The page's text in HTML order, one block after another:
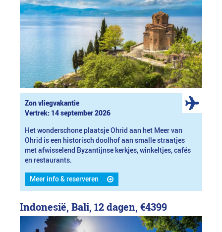
Zon vliegvakantie
Vertrek: 14 september 2026
Het wonderschone plaatsje Ohrid aan het Meer van
Ohrid is een historisch doolhof aan smalle straatjes
met afwisselend Byzantijnse kerkjes, winkeltjes, cafés
en restaurants.
Meer info & reserveren
Indonesië, Bali, 12 dagen, €4399